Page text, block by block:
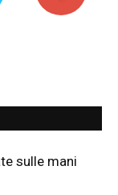
sulle mani